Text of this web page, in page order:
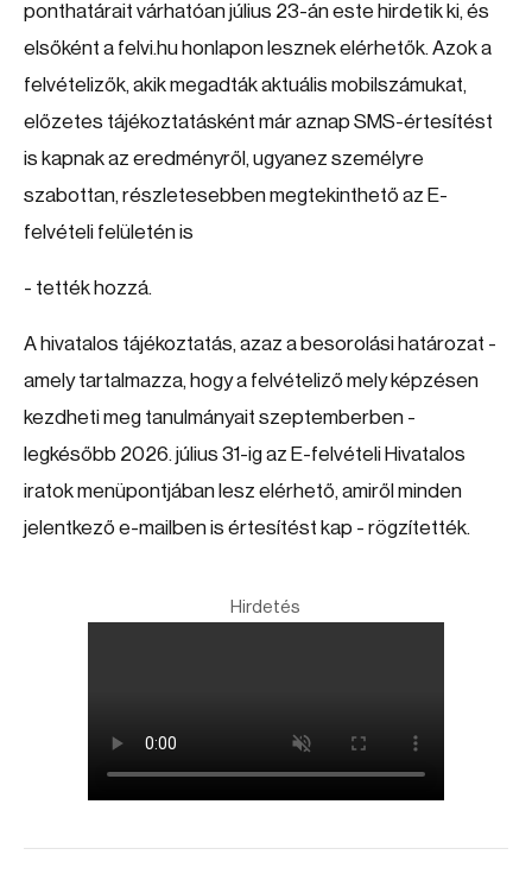
ponthatárait várhatóan július 23-án este hirdetik ki, és
elsőként a felvi.hu honlapon lesznek elérhetők. Azok a
felvételizők, akik megadták aktuális mobilszámukat,
előzetes tájékoztatásként már aznap SMS-értesítést
is kapnak az eredményről, ugyanez személyre
szabottan, részletesebben megtekinthető az E-
felvételi felületén is
- tették hozzá.
A hivatalos tájékoztatás, azaz a besorolási határozat -
amely tartalmazza, hogy a felvételiző mely képzésen
kezdheti meg tanulmányait szeptemberben -
legkésőbb 2026. július 31-ig az E-felvételi Hivatalos
iratok menüpontjában lesz elérhető, amiről minden
jelentkező e-mailben is értesítést kap - rögzítették.
Hirdetés